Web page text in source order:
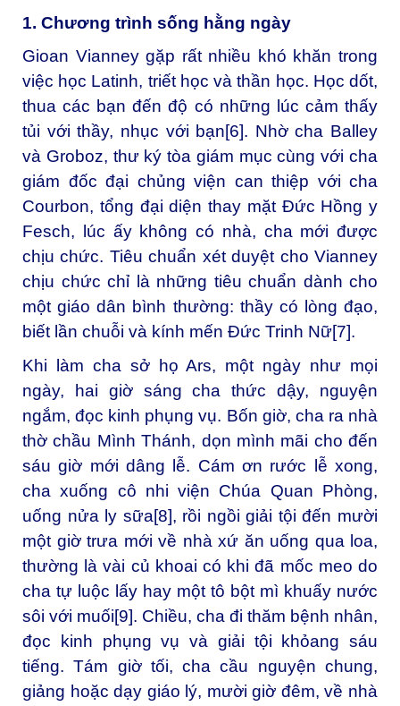
1. Chương trình sống hằng ngày
Gioan Vianney gặp rất nhiều khó khăn trong
việc học Latinh, triết học và thần học. Học dốt,
thua các bạn đến độ có những lúc cảm thấy
tủi với thầy, nhục với bạn[6]. Nhờ cha Balley
và Groboz, thư ký tòa giám mục cùng với cha
giám đốc đại chủng viện can thiệp với cha
Courbon, tổng đại diện thay mặt Đức Hồng y
Fesch, lúc ấy không có nhà, cha mới được
chịu chức. Tiêu chuẩn xét duyệt cho Vianney
chịu chức chỉ là những tiêu chuẩn dành cho
một giáo dân bình thường: thầy có lòng đạo,
biết lần chuỗi và kính mến Đức Trinh Nữ[7].
Khi làm cha sở họ Ars, một ngày như mọi
ngày, hai giờ sáng cha thức dậy, nguyện
ngắm, đọc kinh phụng vụ. Bốn giờ, cha ra nhà
thờ chầu Mình Thánh, dọn mình mãi cho đến
sáu giờ mới dâng lễ. Cám ơn rước lễ xong,
cha xuống cô nhi viện Chúa Quan Phòng,
uống nửa ly sữa[8], rồi ngồi giải tội đến mười
một giờ trưa mới về nhà xứ ăn uống qua loa,
thường là vài củ khoai có khi đã mốc meo do
cha tự luộc lấy hay một tô bột mì khuấy nước
sôi với muối[9]. Chiều, cha đi thăm bệnh nhân,
đọc kinh phụng vụ và giải tội khỏang sáu
tiếng. Tám giờ tối, cha cầu nguyện chung,
giảng hoặc dạy giáo lý, mười giờ đêm, về nhà